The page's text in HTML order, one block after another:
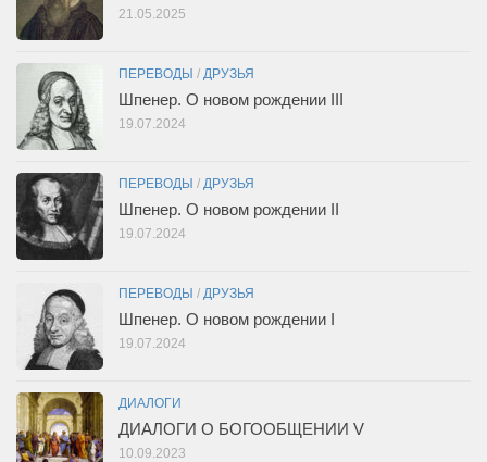
21.05.2025
ПЕРЕВОДЫ / ДРУЗЬЯ
Шпенер. О новом рождении III
19.07.2024
ПЕРЕВОДЫ / ДРУЗЬЯ
Шпенер. О новом рождении II
19.07.2024
ПЕРЕВОДЫ / ДРУЗЬЯ
Шпенер. О новом рождении I
19.07.2024
ДИАЛОГИ
ДИАЛОГИ О БОГООБЩЕНИИ V
10.09.2023